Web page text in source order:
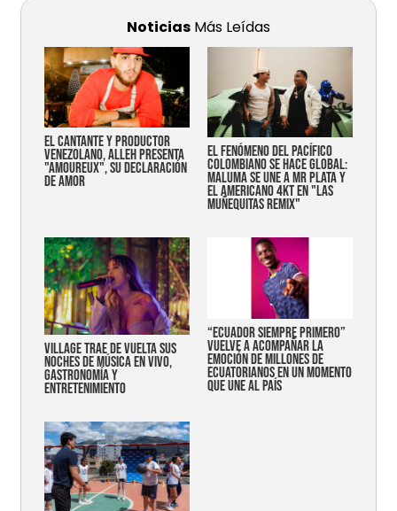
Noticias Más Leídas
EL CANTANTE Y PRODUCTOR
VENEZOLANO, ALLEH PRESENTA
"AMOUREUX", SU DECLARACIÓN
DE AMOR
EL FENÓMENO DEL PACÍFICO
COLOMBIANO SE HACE GLOBAL:
MALUMA SE UNE A MR PLATA Y
EL AMERICANO 4KT EN "LAS
MUÑEQUITAS REMIX"
Village trae de vuelta sus
noches de música en vivo,
gastronomía y
entretenimiento
“Ecuador siempre primero”
vuelve a acompañar la
emoción de millones de
ecuatorianos en un momento
que une al país